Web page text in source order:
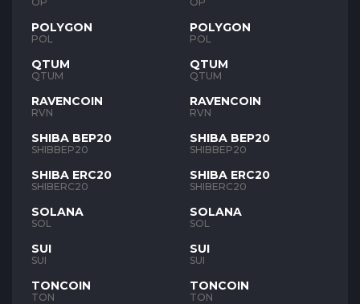
POLYGON
POL
QTUM
QTUM
RAVENCOIN
RVN
SHIBA BEP20
SHIBBEP20
SHIBA ERC20
SHIBERC20
SOLANA
SOL
SUI
SUI
TONCOIN
TON
POLYGON
POL
QTUM
QTUM
RAVENCOIN
RVN
SHIBA BEP20
SHIBBEP20
SHIBA ERC20
SHIBERC20
SOLANA
SOL
SUI
SUI
TONCOIN
TON